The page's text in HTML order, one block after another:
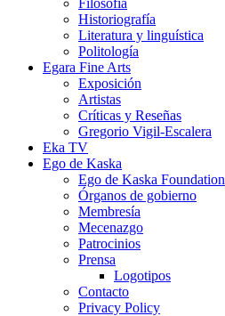
Filosofía
Historiografía
Literatura y linguística
Politología
Egara Fine Arts
Exposición
Artistas
Críticas y Reseñas
Gregorio Vigil-Escalera
Eka TV
Ego de Kaska
Ego de Kaska Foundation
Órganos de gobierno
Membresía
Mecenazgo
Patrocinios
Prensa
Logotipos
Contacto
Privacy Policy